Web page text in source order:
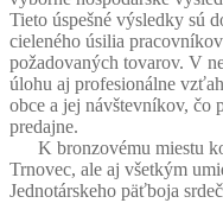
Tieto úspešné výsledky sú
cieleného úsilia
požadovaných tovarov. V
úlohu aj profesionálne
obce a jej návštevníkov, čo
predajne.
K bronzovému miestu
Trnovec, ale aj všetkým
Jednotárskeho päťboja